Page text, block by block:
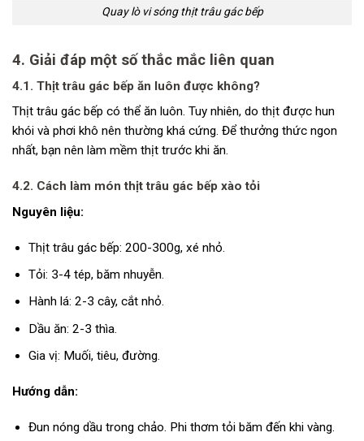
Quay lò vi sóng thịt trâu gác bếp
4. Giải đáp một số thắc mắc liên quan
4.1. Thịt trâu gác bếp ăn luôn được không?
Thịt trâu gác bếp có thể ăn luôn. Tuy nhiên, do thịt được hun
khói và phơi khô nên thường khá cứng. Để thưởng thức ngon
nhất, bạn nên làm mềm thịt trước khi ăn.
4.2. Cách làm món thịt trâu gác bếp xào tỏi
Nguyên liệu:
Thịt trâu gác bếp: 200-300g, xé nhỏ.
Tỏi: 3-4 tép, băm nhuyễn.
Hành lá: 2-3 cây, cắt nhỏ.
Dầu ăn: 2-3 thìa.
Gia vị: Muối, tiêu, đường.
Hướng dẫn:
Đun nóng dầu trong chảo. Phi thơm tỏi băm đến khi vàng.